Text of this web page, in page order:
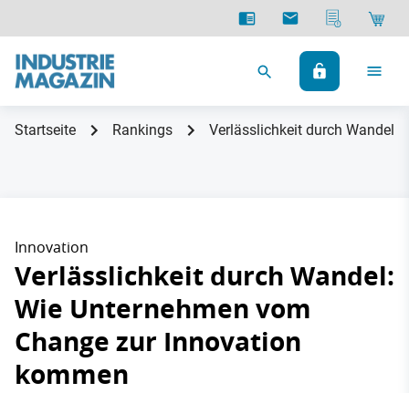
Startseite Rankings Verlässlichkeit durch Wandel:
Innovation
Verlässlichkeit durch Wandel:
Wie Unternehmen vom
Change zur Innovation
kommen